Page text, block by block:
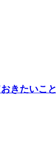
きたいこと